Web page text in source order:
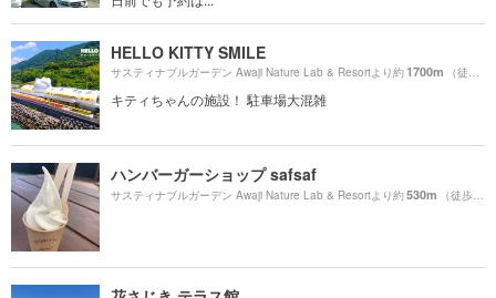
HELLO KITTY SMILE
サスティナブルガーデン Awaji Nature Lab & Resortより約1700m （徒歩29分）
キティちゃんの施設！ 駐車場大混雑
ハンバーガーショップ safsaf
サスティナブルガーデン Awaji Nature Lab & Resortより約530m （徒歩9分）